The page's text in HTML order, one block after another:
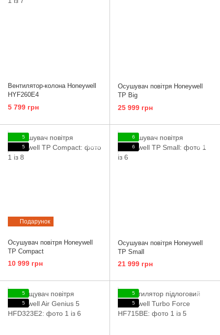
Вентилятор-колона Honeywell
HYF260E4
5 799 грн
Осушувач повітря Honeywell
TP Big
25 999 грн
Подарунок
5
5
Осушувач повітря Honeywell
TP Compact
10 999 грн
6
6
Осушувач повітря Honeywell
TP Small
21 999 грн
5
5
5
5